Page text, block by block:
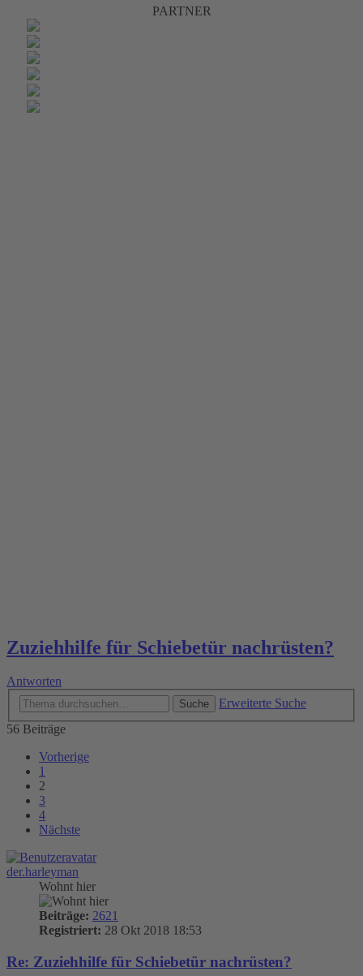
PARTNER
Zuziehhilfe für Schiebetür nachrüsten?
Antworten
Suche
Erweiterte Suche
56 Beiträge
Vorherige
1
2
3
4
Nächste
der.harleyman
Wohnt hier
Beiträge: 2621
Registriert: 28 Okt 2018 18:53
Re: Zuziehhilfe für Schiebetür nachrüsten?